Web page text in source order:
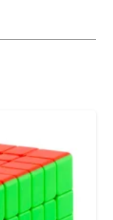
lihtsuse
soovitame
kuubi
karp.